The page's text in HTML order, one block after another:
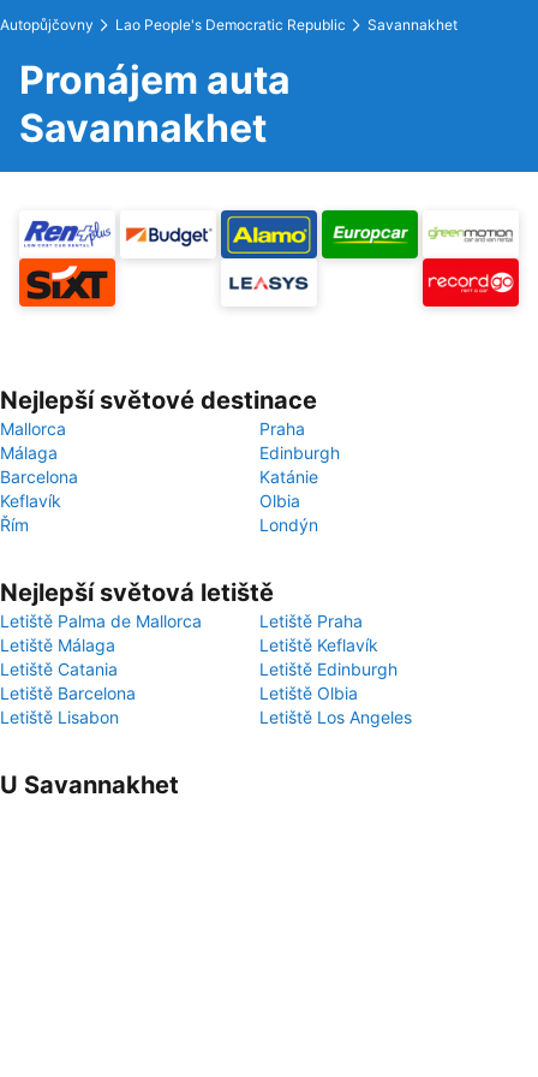
Autopůjčovny Lao People's Democratic Republic Savannakhet
Pronájem auta
Savannakhet
Nejlepší světové destinace
Mallorca
Praha
Málaga
Edinburgh
Barcelona
Katánie
Keflavík
Olbia
Řím
Londýn
Nejlepší světová letiště
Letiště Palma de Mallorca
Letiště Praha
Letiště Málaga
Letiště Keflavík
Letiště Catania
Letiště Edinburgh
Letiště Barcelona
Letiště Olbia
Letiště Lisabon
Letiště Los Angeles
U Savannakhet